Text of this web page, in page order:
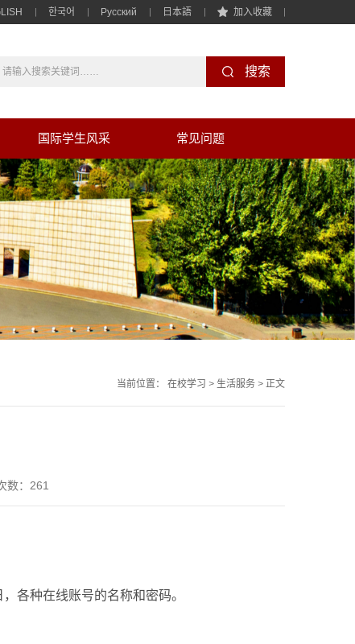
한국어 Pусский 日本語 加入收藏
国际学生风采 常见问题
当前位置： 在校学习 > 生活服务 >正文
： 261
各种在线账号的名称和密码。